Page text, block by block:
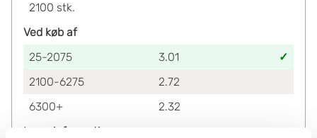
2100 stk.
Ved køb af
25-2075
3.01
2100-6275
2.72
6300+
2.32
Lagerinformation